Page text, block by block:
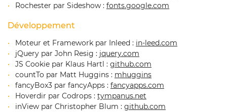
Contact
Rochester par Sideshow : fonts.google.com
Développement
Moteur et Framework par Inleed : in-leed.com
jQuery par John Resig : jquery.com
JS Cookie par Klaus Hartl : github.com
countTo par Matt Huggins : mhuggins
fancyBox3 par fancyApps : fancyapps.com
Hoverdir par Codrops : tympanus.net
inView par Christopher Blum : github.com